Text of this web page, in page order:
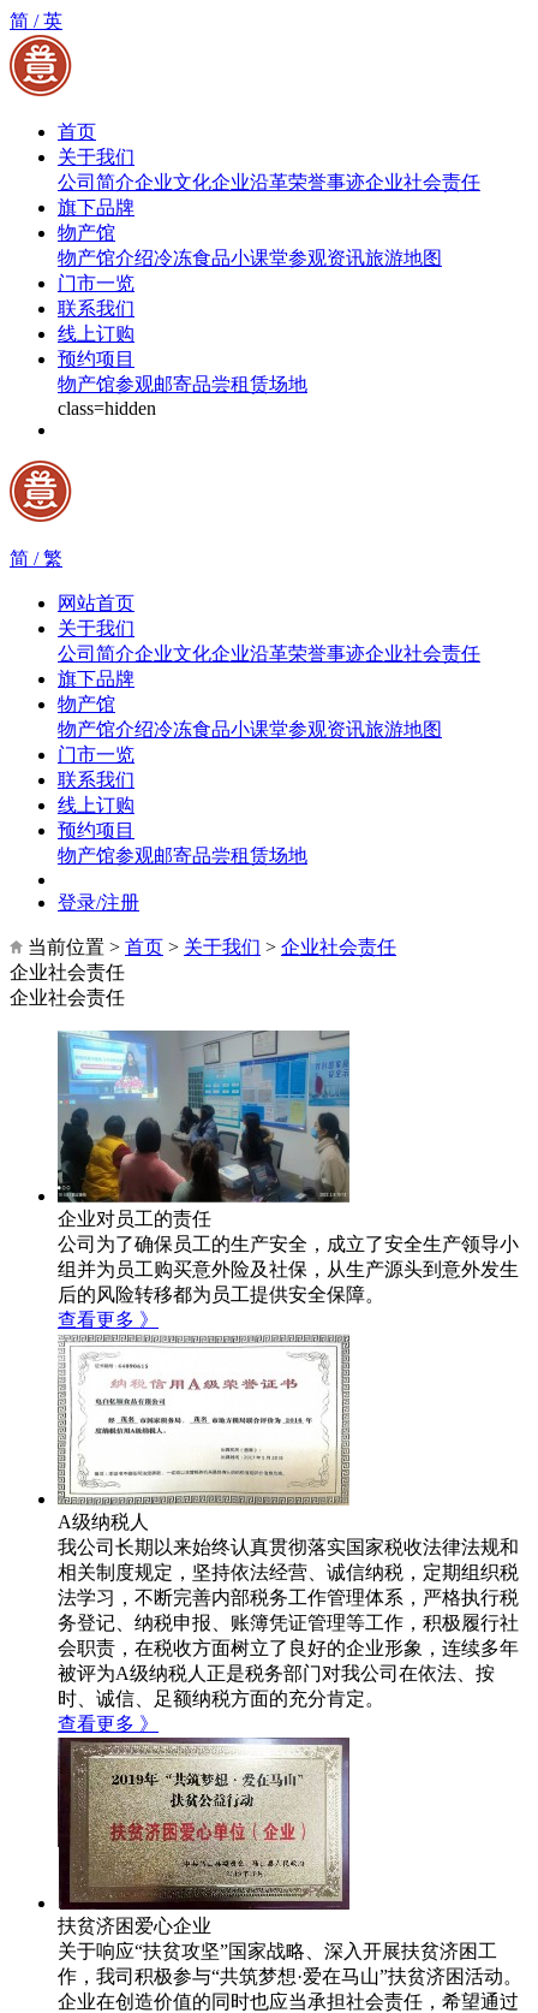
简 /英
首页
关于我们
公司简介企业文化企业沿革荣誉事迹企业社会责任
旗下品牌
物产馆
物产馆介绍冷冻食品小课堂参观资讯旅游地图
门市一览
联系我们
线上订购
预约项目
物产馆参观邮寄品尝租赁场地
class=hidden
简 /繁
网站首页
关于我们
公司简介企业文化企业沿革荣誉事迹企业社会责任
旗下品牌
物产馆
物产馆介绍冷冻食品小课堂参观资讯旅游地图
门市一览
联系我们
线上订购
预约项目
物产馆参观邮寄品尝租赁场地
登录/注册
当前位置 > 首页 > 关于我们 > 企业社会责任
企业社会责任
企业社会责任
企业对员工的责任
公司为了确保员工的生产安全，成立了安全生产领导小
组并为员工购买意外险及社保，从生产源头到意外发生
后的风险转移都为员工提供安全保障。
查看更多 》
A级纳税人
我公司长期以来始终认真贯彻落实国家税收法律法规和
相关制度规定，坚持依法经营、诚信纳税，定期组织税
法学习，不断完善内部税务工作管理体系，严格执行税
务登记、纳税申报、账簿凭证管理等工作，积极履行社
会职责，在税收方面树立了良好的企业形象，连续多年
被评为A级纳税人正是税务部门对我公司在依法、按
时、诚信、足额纳税方面的充分肯定。
查看更多 》
扶贫济困爱心企业
关于响应“扶贫攻坚”国家战略、深入开展扶贫济困工
作，我司积极参与“共筑梦想·爱在马山”扶贫济困活动。
企业在创造价值的同时也应当承担社会责任，希望通过